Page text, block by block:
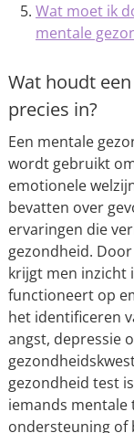
Wat moet ik
mentale
Wat houdt
precies in?
Een mentale
wordt gebruikt
emotionele
bevatten over
ervaringen die
gezondheid.
krijgt men inzicht
functioneert op
het identificeren
angst, depressie
gezondheid test
iemands mentale
ondersteuning of